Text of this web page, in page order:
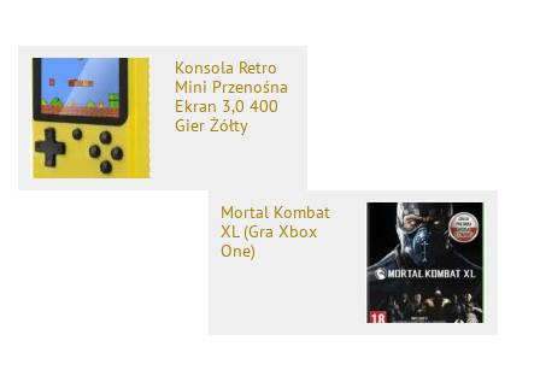
Konsola Retro
Mini Przenośna
Ekran 3,0 400
Gier Żółty
Mortal Kombat
XL (Gra Xbox
One)